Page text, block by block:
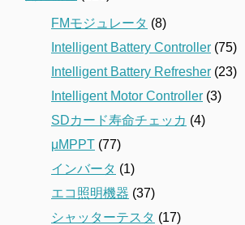
FMモジュレータ (8)
Intelligent Battery Controller (75)
Intelligent Battery Refresher (23)
Intelligent Motor Controller (3)
SDカード寿命チェッカ (4)
μMPPT (77)
インバータ (1)
エコ照明機器 (37)
シャッターテスタ (17)